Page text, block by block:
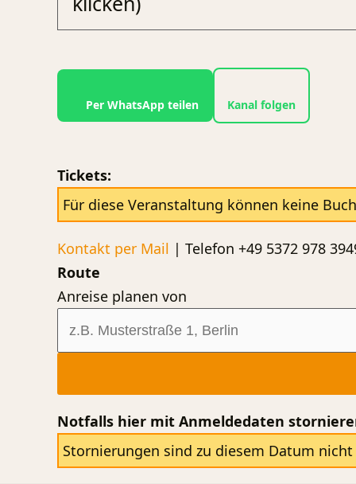
Per WhatsApp teilen Kanal folgen
Tickets:
Für diese Veranstaltung können keine
Kontakt per Mail | Telefon +49 5372 978
Route
Anreise planen von
Notfalls hier mit Anmeldedaten
Stornierungen sind zu diesem Datum